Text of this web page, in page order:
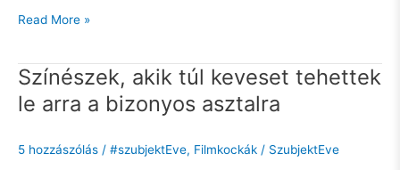
Read More »
Színészek, akik túl keveset tehettek
le arra a bizonyos asztalra
5 hozzászólás / #szubjektEve, Filmkockák / SzubjektEve
Színészek,
akik
túl
tehettek